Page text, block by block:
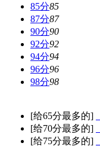
85分85
87分87
90分90
92分92
94分94
96分96
98分98
[给65分最多的]
[给70分最多的]
[给75分最多的]